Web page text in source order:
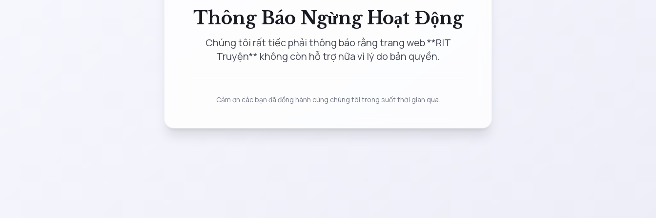
Thông Báo Ngừng Hoạt Động
Chúng tôi rất tiếc phải thông báo rằng trang web **RIT
Truyện** không còn hỗ trợ nữa vì lý do bản quyền.
Cảm ơn các bạn đã đồng hành cùng chúng tôi trong suốt thời gian qua.